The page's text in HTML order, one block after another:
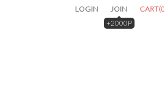
LOGIN
JOIN
+2000P
CART(